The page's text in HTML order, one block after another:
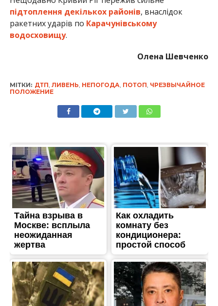
підтоплення декількох районів, внаслідок
ракетних ударів по Карачунівському
водосховищу.
Олена Шевченко
МІТКИ: ДТП ЛИВЕНЬ НЕПОГОДА ПОТОП ЧРЕЗВЫЧАЙНОЕ
ПОЛОЖЕНИЕ